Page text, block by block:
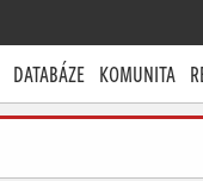
DATABÁZE KOMUNITA